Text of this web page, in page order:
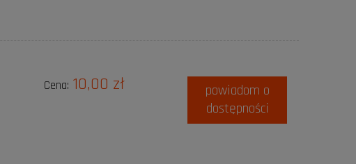
Cena: 10,00 zł
powiadom o
dostępności